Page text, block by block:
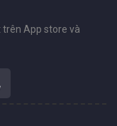
trên App store và